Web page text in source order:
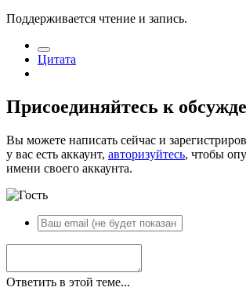
Поддерживается чтение и запись.
Цитата
Присоединяйтесь к
Вы можете написать сейчас и
у вас есть аккаунт, авторизуйтесь, чтобы
имени своего аккаунта.
Ответить в этой теме...